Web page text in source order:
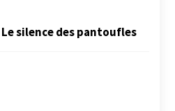
Le silence des pantoufles